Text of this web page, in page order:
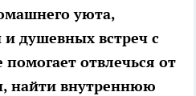
уюта,
душевных встреч с
отвлечься от
найти внутреннюю